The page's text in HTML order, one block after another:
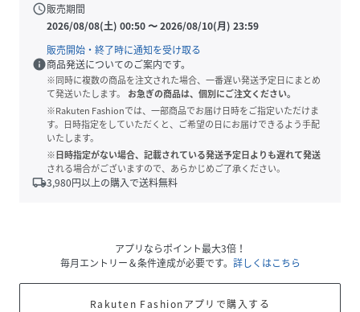
schedule販売期間
2026/08/08(土) 00:50〜2026/08/10(月) 23:59
販売開始・終了時に通知を受け取る
info商品発送についてのご案内です。
※同時に複数の商品を注文された場合、一番遅い発送予定日にまとめ
て発送いたします。
お急ぎの商品は、個別にご注文ください。
※Rakuten Fashionでは、一部商品でお届け日時をご指定いただけま
す。日時指定をしていただくと、ご希望の日にお届けできるよう手配
いたします。
※日時指定がない場合、記載されている発送予定日よりも遅れて発送
される場合がございますので、あらかじめご了承ください。
local_shipping3,980円以上の購入で送料無料
アプリならポイント最大3倍！
毎月エントリー＆条件達成が必要です。 詳しくはこちら
Rakuten Fashionアプリで購入する